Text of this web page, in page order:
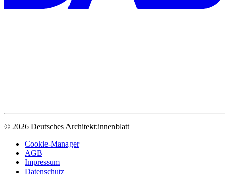
© 2026 Deutsches Architekt:innenblatt
Cookie-Manager
AGB
Impressum
Datenschutz